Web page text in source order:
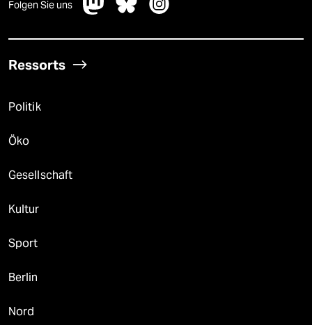
Folgen Sie uns
Ressorts
Politik
Öko
Gesellschaft
Kultur
Sport
Berlin
Nord